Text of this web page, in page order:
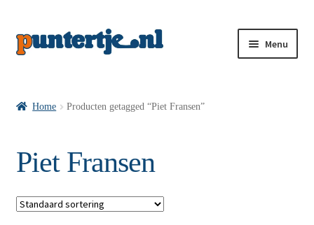
Menu
Home Producten getagged “Piet Fransen”
Piet Fransen